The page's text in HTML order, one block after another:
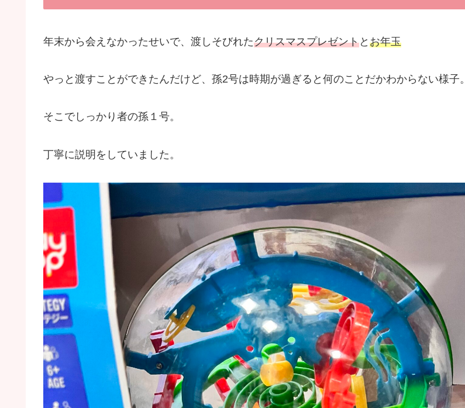
年末から会えなかったせいで、渡しそびれたクリスマスプレゼントと お年玉
やっと渡すことができたんだけど、孫2号は時期が過ぎると何のことだかわからない様子。
そこでしっかり者の孫１号。
丁寧に説明をしていました。